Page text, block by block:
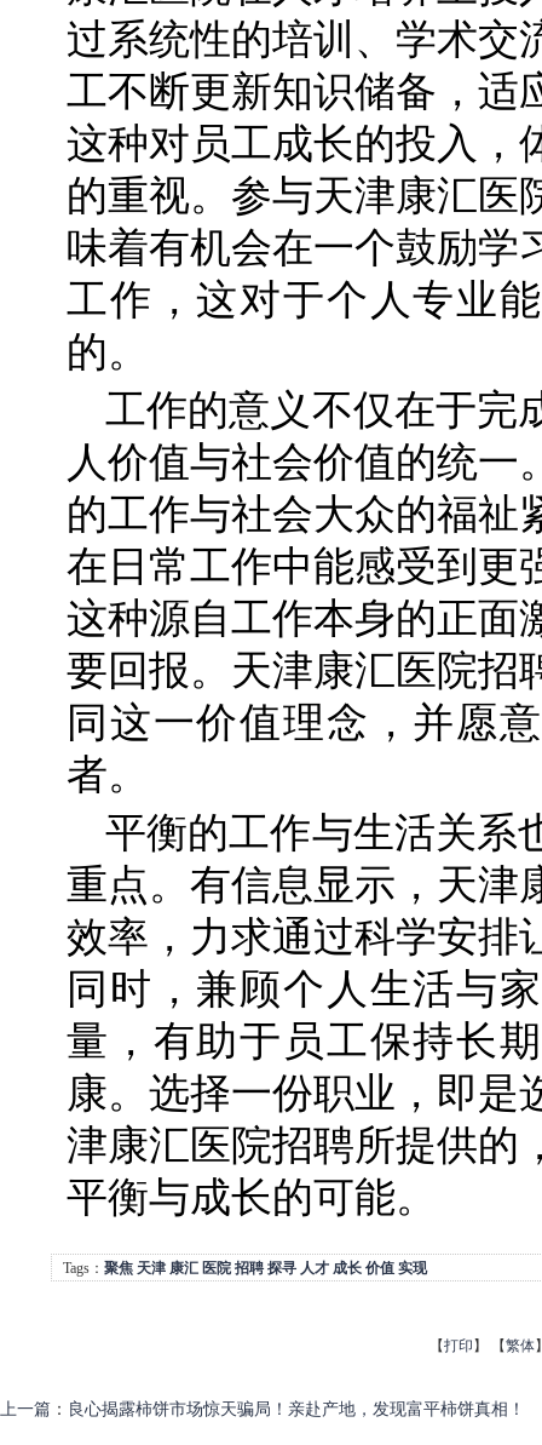
过系统性的培训、学术交
工不断更新知识储备，适
这种对员工成长的投入，
的重视。参与天津康汇医
味着有机会在一个鼓励学
工作，这对于个人专业
的。
工作的意义不仅在于完
人价值与社会价值的统一
的工作与社会大众的福祉
在日常工作中能感受到更
这种源自工作本身的正面
要回报。天津康汇医院招
同这一价值理念，并愿
者。
平衡的工作与生活关系
重点。有信息显示，天津
效率，力求通过科学安排
同时，兼顾个人生活与
量，有助于员工保持长
康。选择一份职业，即是
津康汇医院招聘所提供的
平衡与成长的可能。
Tags： 聚焦 天津 康汇 医院 招聘 探寻 人才 成长 价值 实现
【打印 】 【繁体
上一篇 ： 良心揭露柿饼市场惊天骗局！亲赴产地，发现富平柿饼真相！